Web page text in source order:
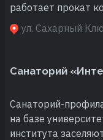
работает прокат
ул. Сахарный
Санаторий
Санаторий-
на базе
института